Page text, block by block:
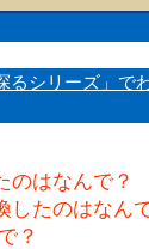
るシリーズ」で
のはなんで？
したのはなん
？